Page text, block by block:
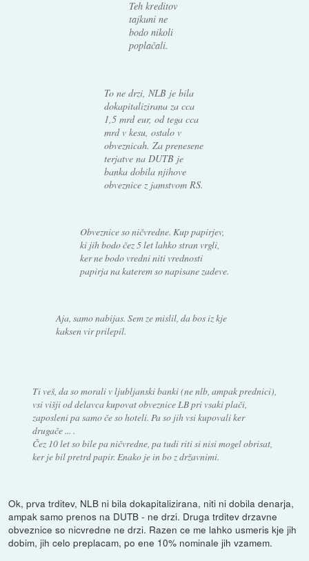
Teh kreditov
tajkuni ne
bodo nikoli
poplačali.
To ne drzi, NLB je bila
dokapitalizirana za cca
1,5 mrd eur, od tega cca
mrd v kesu, ostalo v
obveznicah. Za prenesene
terjatve na DUTB je
banka dobila njihove
obveznice z jamstvom RS.
Obveznice so ničvredne. Kup papirjev,
ki jih bodo čez 5 let lahko stran vrgli,
ker ne bodo vredni niti vrednosti
papirja na katerem so napisane zadeve.
Aja, samo nabijas. Sem ze mislil, da bos iz kje
kaksen vir prilepil.
Ti veš, da so morali v ljubljanski banki (ne nlb, ampak prednici),
vsi višji od delavca kupovat obveznice LB pri vsaki plači,
zaposleni pa samo če so hoteli. Pa so jih vsi kupovali ker
drugače ... .
Čez 10 let so bile pa ničvredne, pa tudi riti si nisi mogel obrisat,
ker je bil pretrd papir. Enako je in bo z državnimi.
Ok, prva trditev, NLB ni bila dokapitalizirana, niti ni dobila denarja,
ampak samo prenos na DUTB - ne drzi. Druga trditev drzavne
obveznice so nicvredne ne drzi. Razen ce me lahko usmeris kje jih
dobim, jih celo preplacam, po ene 10% nominale jih vzamem.